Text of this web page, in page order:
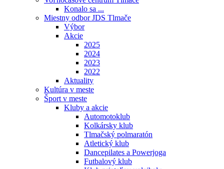
Konalo sa ...
Miestny odbor JDS Tlmače
Výbor
Akcie
2025
2024
2023
2022
Aktuality
Kultúra v meste
Šport v meste
Kluby a akcie
Automotoklub
Kolkársky klub
Tlmačský polmaratón
Atletický klub
Dancepilates a Powerjoga
Futbalový klub